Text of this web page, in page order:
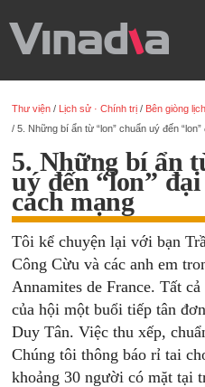
Thư viện / Lịch sử · Chính trị / Bên giòng
/5. Những bí ẩn từ “lon” chuẩn uý đến
5. Những bí ẩn
uý đến “lon”
cách mạng
Tôi kể chuyện lại với bạn
Công Cừu và các anh em
Annamites de France. Tất
của hội một buổi tiếp tân
Duy Tân. Việc thu xếp,
Chúng tôi thông báo rỉ tai
khoảng 30 người có mặt tại